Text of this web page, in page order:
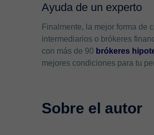
Ayuda de un experto
Finalmente, la mejor forma de
intermediarios o brókeres
con más de 90 brókeres
mejores condiciones para tu